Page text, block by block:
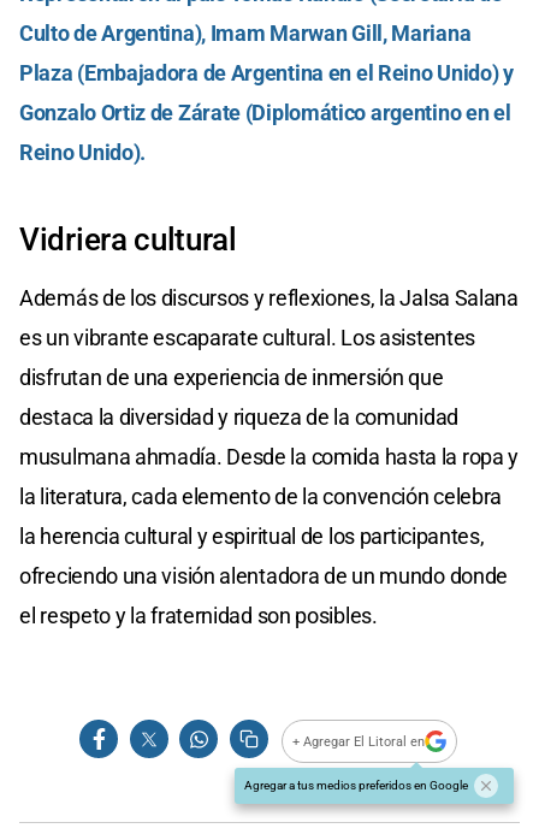
Culto de Argentina), Imam Marwan Gill, Mariana
Plaza (Embajadora de Argentina en el Reino Unido) y
Gonzalo Ortiz de Zárate (Diplomático argentino en el
Reino Unido).
Vidriera cultural
Además de los discursos y reflexiones, la Jalsa Salana
es un vibrante escaparate cultural. Los asistentes
disfrutan de una experiencia de inmersión que
destaca la diversidad y riqueza de la comunidad
musulmana ahmadía. Desde la comida hasta la ropa y
la literatura, cada elemento de la convención celebra
la herencia cultural y espiritual de los participantes,
ofreciendo una visión alentadora de un mundo donde
el respeto y la fraternidad son posibles.
+ Agregar El Litoral en
Agregar a tus medios preferidos en Google